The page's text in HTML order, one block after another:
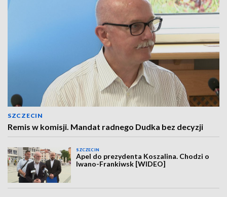
SZCZECIN
Remis w komisji. Mandat radnego Dudka bez decyzji
SZCZECIN
Apel do prezydenta Koszalina. Chodzi o
Iwano-Frankiwsk [WIDEO]